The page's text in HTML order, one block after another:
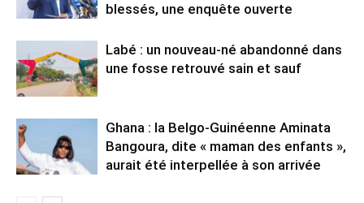
blessés, une enquête ouverte
Labé : un nouveau-né abandonné dans
une fosse retrouvé sain et sauf
Ghana : la Belgo-Guinéenne Aminata
Bangoura, dite « maman des enfants »,
aurait été interpellée à son arrivée